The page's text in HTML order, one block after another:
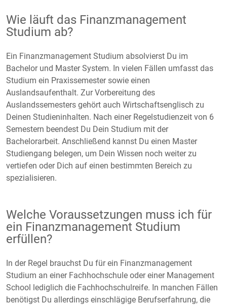
Wie läuft das Finanzmanagement
Studium ab?
Ein Finanzmanagement Studium absolvierst Du im
Bachelor und Master System. In vielen Fällen umfasst das
Studium ein Praxissemester sowie einen
Auslandsaufenthalt. Zur Vorbereitung des
Auslandssemesters gehört auch Wirtschaftsenglisch zu
Deinen Studieninhalten. Nach einer Regelstudienzeit von 6
Semestern beendest Du Dein Studium mit der
Bachelorarbeit. Anschließend kannst Du einen Master
Studiengang belegen, um Dein Wissen noch weiter zu
vertiefen oder Dich auf einen bestimmten Bereich zu
spezialisieren.
Welche Voraussetzungen muss ich für
ein Finanzmanagement Studium
erfüllen?
In der Regel brauchst Du für ein Finanzmanagement
Studium an einer Fachhochschule oder einer Management
School lediglich die Fachhochschulreife. In manchen Fällen
benötigst Du allerdings einschlägige Berufserfahrung, die